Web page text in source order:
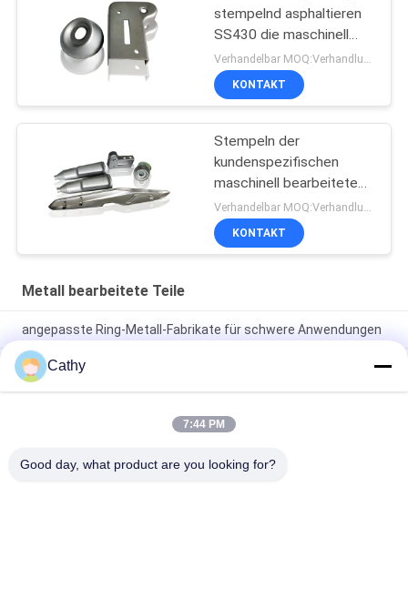
stempelnd asphaltieren
SS430 die maschinell
bearbeiteten Tiefziehen
Teile
Verhandelbar MOQ:Verhandlung
KONTAKT
Stempeln der
kundenspezifischen
maschinell bearbeiteten
Metallteil-
Plastiksilbernen
Sprühfarbe
Verhandelbar MOQ:Verhandlung
KONTAKT
Metall bearbeitete Teile
angepasste Ring-Metall-Fabrikate für schwere Anwendungen
Silbermetall-Drehteile: Die perfekte Lösung für industrielle
Anforderungen
CNC-Teile Fräsen Drehen Präzisionsbearbeitung
Dienstleistungen Customized Aluminium Metall OEM
Cathy
7:44 PM
Good day, what product are you looking for?